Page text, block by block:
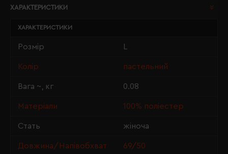
ХАРАКТЕРИСТИКИ
ХАРАКТЕРИСТИКИ
Розмір
Колір пастельний
Вага ~, кг 0.08
Матеріали 100% поліестер
Стать жіноча
Довжина/Напівобхват 69/50